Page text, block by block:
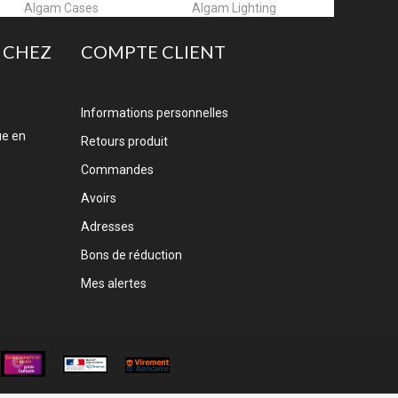
Algam Lighting Allen & Heath
en
COMPTE CLIENT
Informations personnelles
Retours produit
Commandes
Avoirs
Adresses
Bons de réduction
Mes alertes